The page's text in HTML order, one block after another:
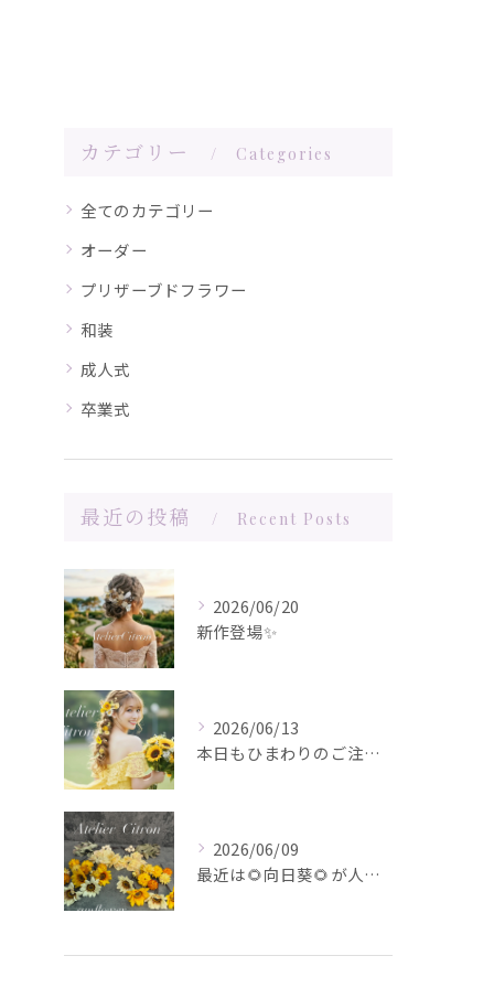
カテゴリー Categories
全てのカテゴリー
オーダー
プリザーブドフラワー
和装
成人式
卒業式
最近の投稿 Recent Posts
2026/06/20
新作登場✨️
2026/06/13
本日もひまわりのご注文ありがとうございます✨️
2026/06/09
最近は🌻向日葵🌻が人気です！在庫が少なくなってきました！お問...